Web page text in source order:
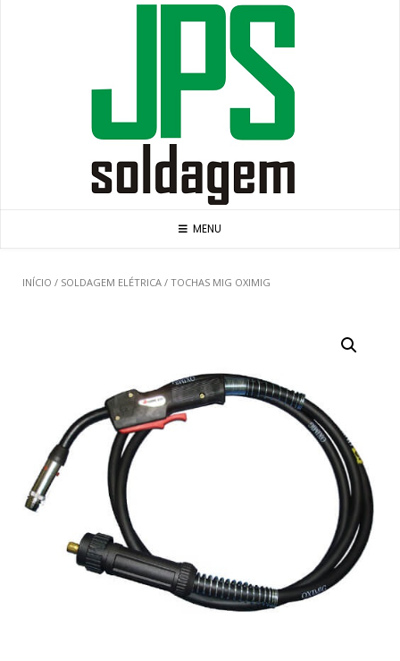
MENU
INÍCIO / SOLDAGEM ELÉTRICA / TOCHAS MIG OXIMIG